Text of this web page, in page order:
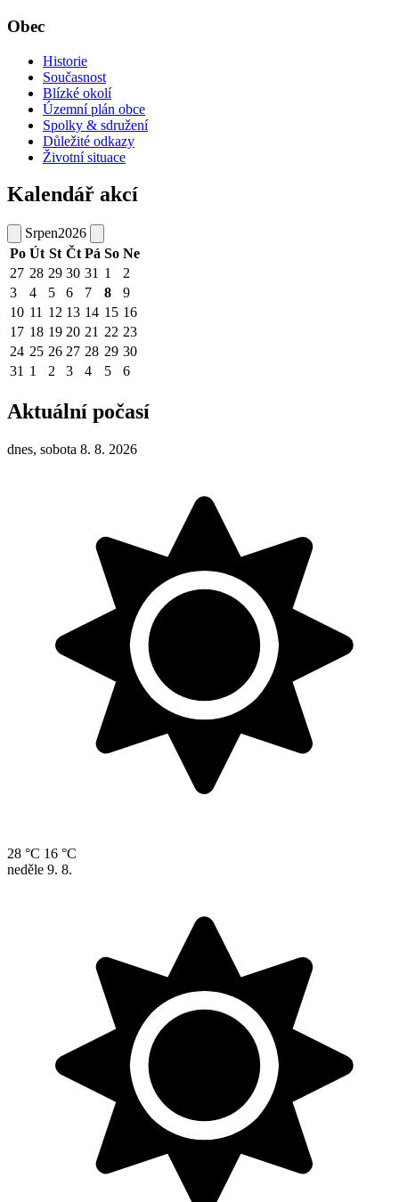
Obec
Historie
Současnost
Blízké okolí
Územní plán obce
Spolky & sdružení
Důležité odkazy
Životní situace
Kalendář akcí
Srpen2026
Po Út St Čt Pá So Ne
27 28 29 30 31 1
2
3
4 5 6 7 8
9
10 11 12 13 14 15 16
17 18 19 20 21 22 23
24 25 26 27 28 29 30
31 1 2 3 4 5 6
Aktuální počasí
dnes, sobota 8. 8. 2026
28 °C 16 °C
neděle 9. 8.